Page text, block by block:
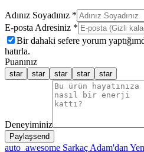
Adınız Soyadınız *
E-posta Adresiniz *
Bir dahaki sefere yorum
hatırla.
Puanınız
star star star star star
Deneyiminiz
Paylaşsend
auto_awesome Sarkaç Adam'dan